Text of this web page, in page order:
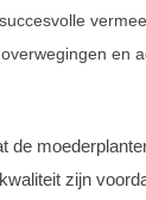
en
de
zijn